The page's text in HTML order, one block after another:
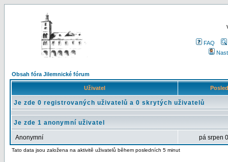
FAQ
Obsah fóra Jilemnické fórum
Uživatel
Je zde 0 registrovaných uživatelů a 0 skrytých uživatelů
Je zde 1 anonymní uživatel
Anonymní pá srpen
Tato data jsou založena na aktivitě uživatelů během posledních 5 minut